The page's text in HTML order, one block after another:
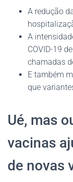
A redução
A
COVID-19
chamadas
E também
que
Ué, mas
vacinas
de novas